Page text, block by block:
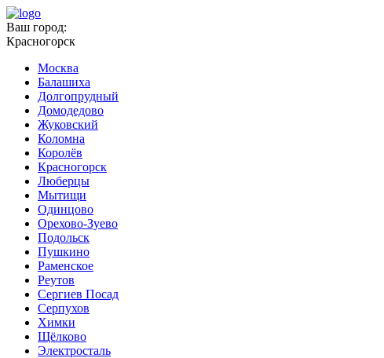
Ваш город:
Красногорск
Москва
Балашиха
Долгопрудный
Домодедово
Жуковский
Коломна
Королёв
Красногорск
Люберцы
Мытищи
Одинцово
Орехово-Зуево
Подольск
Пушкино
Раменское
Реутов
Сергиев Посад
Серпухов
Химки
Щёлково
Электросталь